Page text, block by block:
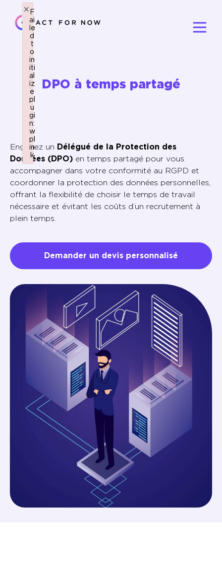
DPO à temps partagé
Engagez un Délégué de la Protection des
Données (DPO) en temps partagé pour vous
accompagner dans votre conformité au RGPD et
coordonner la protection des données personnelles,
offrant la flexibilité de choisir le temps de travail
nécessaire et évitant les coûts d’un recrutement à
plein temps.
Demander un devis personnalisé
F
ai
le
d
t
o
in
iti
al
iz
e
pl
u
gi
n:
w
pl
in
k
×
Failed to initialize plugin: wplink
F
ai
le
d
t
o
in
iti
al
iz
e
pl
u
gi
n:
w
pl
in
k
×
Failed to initialize plugin: wplink